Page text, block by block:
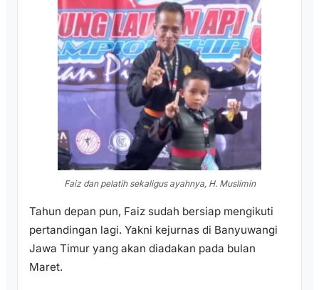
Faiz dan pelatih sekaligus ayahnya, H. Muslimin
Tahun depan pun, Faiz sudah bersiap mengikuti
pertandingan lagi. Yakni kejurnas di Banyuwangi
Jawa Timur yang akan diadakan pada bulan
Maret.